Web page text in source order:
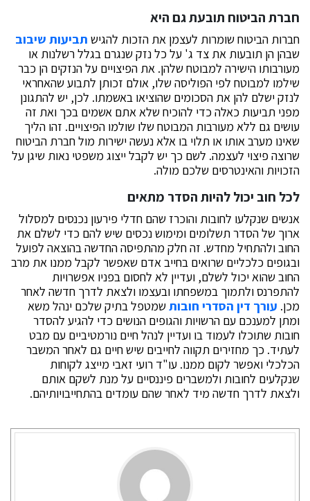
חברת הביטוח תובעת גם היא
חברות הביטוח שומרות לעצמן את הזכות להגיש תביעות שיבוב
שבהן הן תובעות את צד ג' על כל נזק שנגרם בגלל רשלנות או
מעורבותו הישירה למבוטח שלהן. את הפיצויים על הנזקים הן כבר
שילמו למבוטח לפי הפוליסה שלו, אולם זכותן לתבוע שהאחראי
לנזק ישלם להן את הסכומים שהוציאו באשמתו. לכן, יש להתגונן
מפני תביעות כאלה כדי להוכיח שלא אתם אשמים בכך ואת זה
עושים גם ללא מעורבות המבוטח שלו שולמו הפיצויים. זהו הליך
שאינו מערב אותו או תלוי בו אלא נעשה ישירות מול חברת הביטוח
שרוצה פיצוי לעצמה. לשם כך יש לקבל ייצוג משפטי נאות שיגן על
הזכויות והאינטרסים שלכם מולה.
לכל חוב יכול להיות הסדר מתאים
אנשים שנקלעו לחובות והוכרז שהם חדלי פירעון נכנסים למסלול
ארוך של הסדר תשלומים ומימוש נכסים שיש להם כדי לשלם את
החוב ולהתחיל מחדש. זה חלק מהתפיסה החדשה בהוצאה לפועל
ובגופים כלכליים שרואים בחייב אדם שאפשר לקבל ממנו את מרב
החוב שהוא יכול לשלם, ועדיין לא לחסום בפניו אפשרויות
להתפרנס ולתמוך במשפחתו ובעצמו ולצאת לדרך חדשה לאחר
מכן. עורך דין הסדרי חובותשמטפל בתיק שלכם ינהל משא
ומתן למענכם עם הרשויות והגופים הנושים כדי להגיע להסדר
חובות שתוכלו לעמוד בו ועדיין לנהל חיים נורמטיביים עם מבט
לעתיד. כך מחזירים תקווה לחייבים שיש חיים גם לאחר המשבר
הכלכלי ואפשר לקום ממנו. עו"ד רועי זאבי מייצג לקוחות
שנקלעים לחובות ולמשברים פיננסיים על מנת לשקם אותם
ולצאת לדרך חדשה מיד לאחר שהם עומדים בהתחייבויותיהם.